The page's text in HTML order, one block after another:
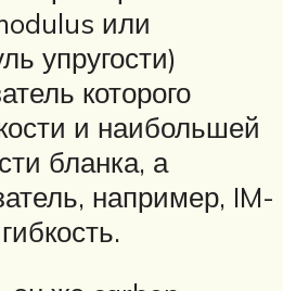
или
упругости)
которого
и наибольшей
бланка, а
например, IM-